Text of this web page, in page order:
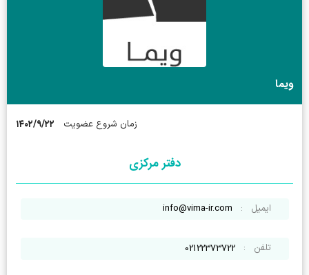
ویما
زمان شروع عضویت ۱۴۰۲/۹/۲۲
دفتر مرکزی
ایمیل :
info@vima-ir.com
تلفن :
02122373722